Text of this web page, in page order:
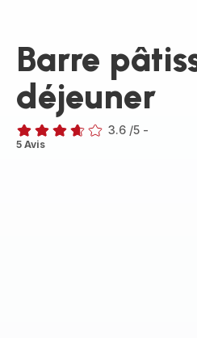
Barre
déjeuner
ratings.3.6
3.6 /5 -
5 Avis